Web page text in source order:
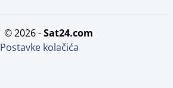
© 2026 - sat24.com
Postavke kolačića